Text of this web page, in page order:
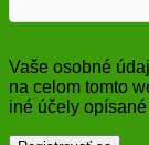
Vaše osobné
na celom tomto
iné účely